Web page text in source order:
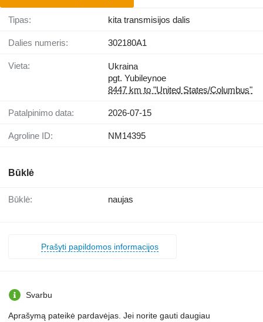
Tipas: kita transmisijos dalis
Dalies numeris: 302180A1
Vieta:
Ukraina
pgt. Yubileynoe
8447 km to "United States/Columbus"
Patalpinimo data: 2026-07-15
Agroline ID: NM14395
Būklė
Būklė: naujas
Prašyti papildomos informacijos
Svarbu
Aprašymą pateikė pardavėjas. Jei norite gauti daugiau